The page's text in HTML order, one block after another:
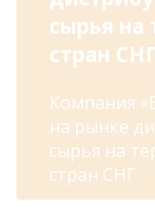
сырья на
стран СНГ
Компания
на рынке
сырья на
стран СНГ